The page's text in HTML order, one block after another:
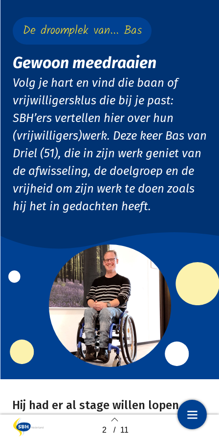
2 / 11
De droomplek van... Bas
Gewoon meedraaien
Volg je hart en vind die baan of
vrijwilligersklus die bij je past:
SBH’ers vertellen hier over hun
(vrijwilligers)werk. Deze keer Bas van
Driel (51), die in zijn werk geniet van
de afwisseling, de doelgroep en de
vrijheid om zijn werk te doen zoals
hij het in gedachten heeft.
Hij had er al stage willen lopen
tijdens zijn opleiding